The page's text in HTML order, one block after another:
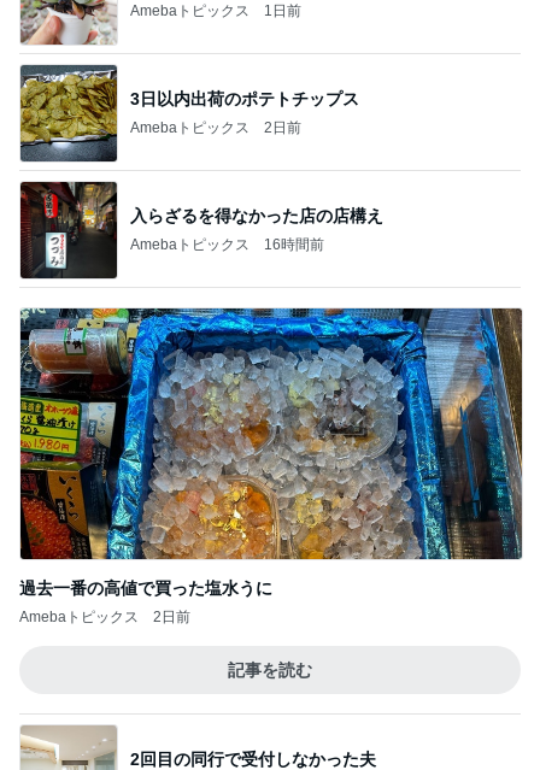
Amebaトピックス 1日前
3日以内出荷のポテトチップス
Amebaトピックス 2日前
入らざるを得なかった店の店構え
Amebaトピックス 16時間前
過去一番の高値で買った塩水うに
Amebaトピックス 2日前
記事を読む
2回目の同行で受付しなかった夫